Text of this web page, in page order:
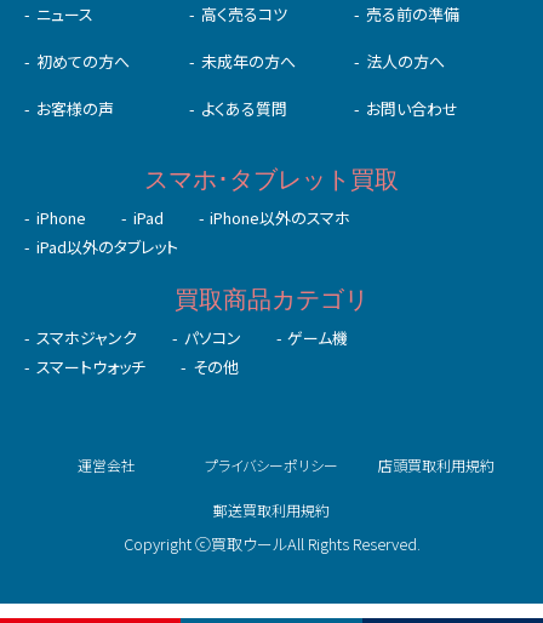
ニュース 高く売るコツ 売る前の準備
初めての⽅へ 未成年の⽅へ 法人の方へ
お客様の声 よくある質問 お問い合わせ
スマホ･タブレット買取
iPhone iPad
iPhone以外のスマホ
iPad以外のタブレット
買取商品カテゴリ
スマホジャンク パソコン
ゲーム機
スマートウォッチ
その他
Copyright ⓒ買取ウールAll Rights Reserved.
運営会社 プライバシーポリシー 店頭買取利用規約
郵送買取利用規約